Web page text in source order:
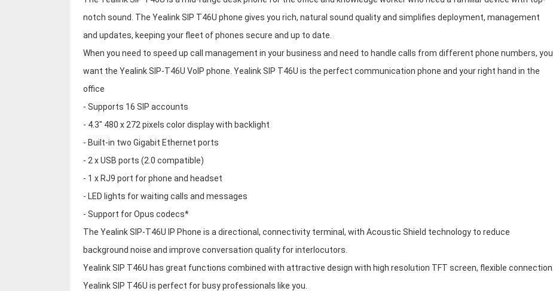
notch sound. The Yealink SIP T46U phone gives you rich, natural sound quality and simplifies deployment, management
and updates, keeping your fleet of phones secure and up to date.
When you need to speed up call management in your business and need to handle calls from different phone numbers, you
want the Yealink SIP-T46U VoIP phone. Yealink SIP T46U is the perfect communication phone and your right hand in the
office
- Supports 16 SIP accounts
- 4.3" 480 x 272 pixels color display with backlight
- Built-in two Gigabit Ethernet ports
- 2 x USB ports (2.0 compatible)
- 1 x RJ9 port for phone and headset
- LED lights for waiting calls and messages
- Support for Opus codecs*
The Yealink SIP-T46U IP Phone is a directional, connectivity terminal, with Acoustic Shield technology to reduce
background noise and improve conversation quality for interlocutors.
Yealink SIP T46U has great functions combined with attractive design with high resolution TFT screen, flexible connection.
Yealink SIP T46U is perfect for busy professionals like you.